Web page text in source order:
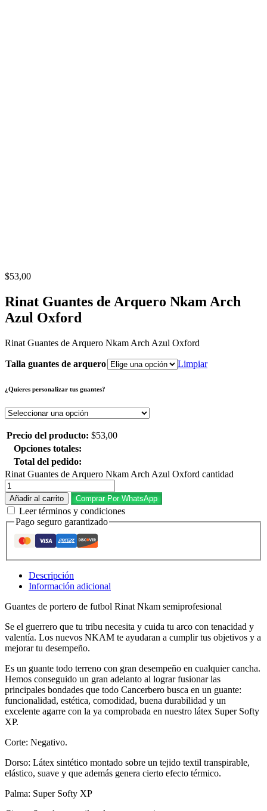
$53,00
Rinat Guantes de Arquero Nkam Arch
Azul Oxford
Rinat Guantes de Arquero Nkam Arch Azul Oxford
Talla guantes de arquero Limpiar
¿Quieres personalizar tus guantes?
Precio del producto: $53,00
Opciones totales:
Total del pedido:
Rinat Guantes de Arquero Nkam Arch Azul Oxford cantidad
Añadir al carrito Comprar Por WhatsApp
Leer términos y condiciones
Pago seguro garantizado
Descripción
Información adicional
Guantes de portero de futbol Rinat Nkam semiprofesional
Se el guerrero que tu tribu necesita y cuida tu arco con tenacidad y
valentía. Los nuevos NKAM te ayudaran a cumplir tus objetivos y a
mejorar tu desempeño.
Es un guante todo terreno con gran desempeño en cualquier cancha.
Hemos conseguido un gran adelanto al lograr fusionar las
principales bondades que todo Cancerbero busca en un guante:
funcionalidad, estética, comodidad, buena durabilidad y un
excelente agarre con la ya comprobada en nuestro látex Super Softy
XP.
Corte: Negativo.
Dorso: Látex sintético montado sobre un tejido textil transpirable,
elástico, suave y que además genera cierto efecto térmico.
Palma: Super Softy XP